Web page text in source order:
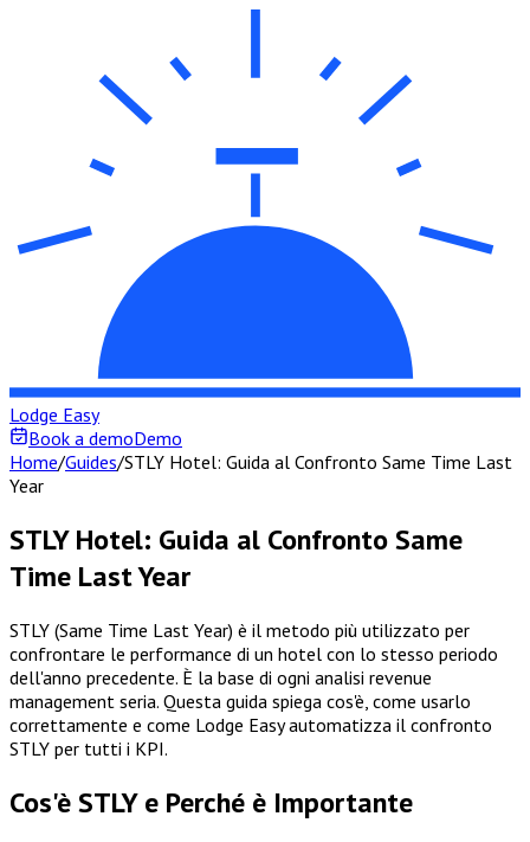
Lodge Easy
Book a demoDemo
Home/Guides/STLY Hotel: Guida al Confronto Same Time Last
Year
STLY Hotel: Guida al Confronto Same
Time Last Year
STLY (Same Time Last Year) è il metodo più utilizzato per
confrontare le performance di un hotel con lo stesso periodo
dell'anno precedente. È la base di ogni analisi revenue
management seria. Questa guida spiega cos'è, come usarlo
correttamente e come Lodge Easy automatizza il confronto
STLY per tutti i KPI.
Cos'è STLY e Perché è Importante